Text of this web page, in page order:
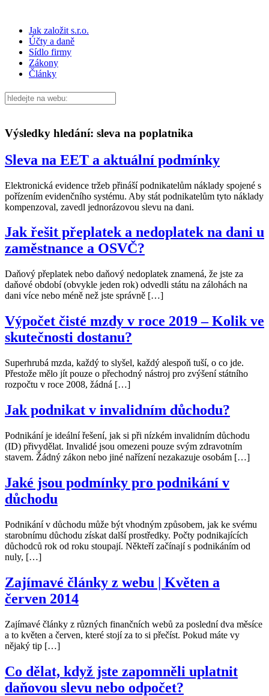
Jak založit s.r.o.
Účty a daně
Sídlo firmy
Zákony
Články
Výsledky hledání: sleva na poplatnika
Sleva na EET a aktuální podmínky
Elektronická evidence tržeb přináší podnikatelům náklady spojené s
pořízením evidenčního systému. Aby stát podnikatelům tyto náklady
kompenzoval, zavedl jednorázovou slevu na dani.
Jak řešit přeplatek a nedoplatek na dani u
zaměstnance a OSVČ?
Daňový přeplatek nebo daňový nedoplatek znamená, že jste za
daňové období (obvykle jeden rok) odvedli státu na zálohách na
dani více nebo méně než jste správně […]
Výpočet čisté mzdy v roce 2019 – Kolik ve
skutečnosti dostanu?
Superhrubá mzda, každý to slyšel, každý alespoň tuší, o co jde.
Přestože mělo jít pouze o přechodný nástroj pro zvýšení státního
rozpočtu v roce 2008, žádná […]
Jak podnikat v invalidním důchodu?
Podnikání je ideální řešení, jak si při nízkém invalidním důchodu
(ID) přivydělat. Invalidé jsou omezeni pouze svým zdravotním
stavem. Žádný zákon nebo jiné nařízení nezakazuje osobám […]
Jaké jsou podmínky pro podnikání v
důchodu
Podnikání v důchodu může být vhodným způsobem, jak ke svému
starobnímu důchodu získat další prostředky. Počty podnikajících
důchodců rok od roku stoupají. Někteří začínají s podnikáním od
nuly, […]
Zajímavé články z webu | Květen a
červen 2014
Zajímavé články z různých finančních webů za poslední dva měsíce
a to květen a červen, které stojí za to si přečíst. Pokud máte vy
nějaký tip […]
Co dělat, když jste zapomněli uplatnit
daňovou slevu nebo odpočet?